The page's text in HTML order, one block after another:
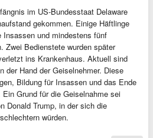
im US-Bundesstaat Delaware
gekommen. Einige Häftlinge
Insassen und mindestens fünf
Zwei Bedienstete wurden später
ins Krankenhaus. Aktuell sind
der Hand der Geiselnehmer. Diese
Bildung für Insassen und das Ende
Grund für die Geiselnahme sei
Donald Trump, in der sich die
würden.